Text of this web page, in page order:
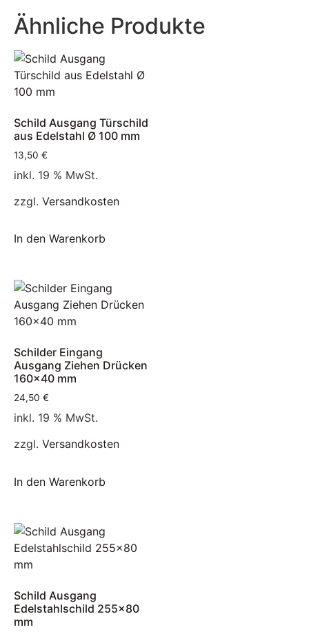
Ähnliche Produkte
Schild Ausgang Türschild
aus Edelstahl Ø 100 mm
13,50 €
inkl. 19 % MwSt.
zzgl. Versandkosten
In den Warenkorb
Schilder Eingang
Ausgang Ziehen Drücken
160×40 mm
24,50 €
inkl. 19 % MwSt.
zzgl. Versandkosten
In den Warenkorb
Schild Ausgang
Edelstahlschild 255×80
mm